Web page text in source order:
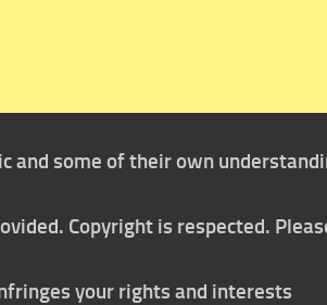
and some of their own
Copyright is respected.
your rights and interests